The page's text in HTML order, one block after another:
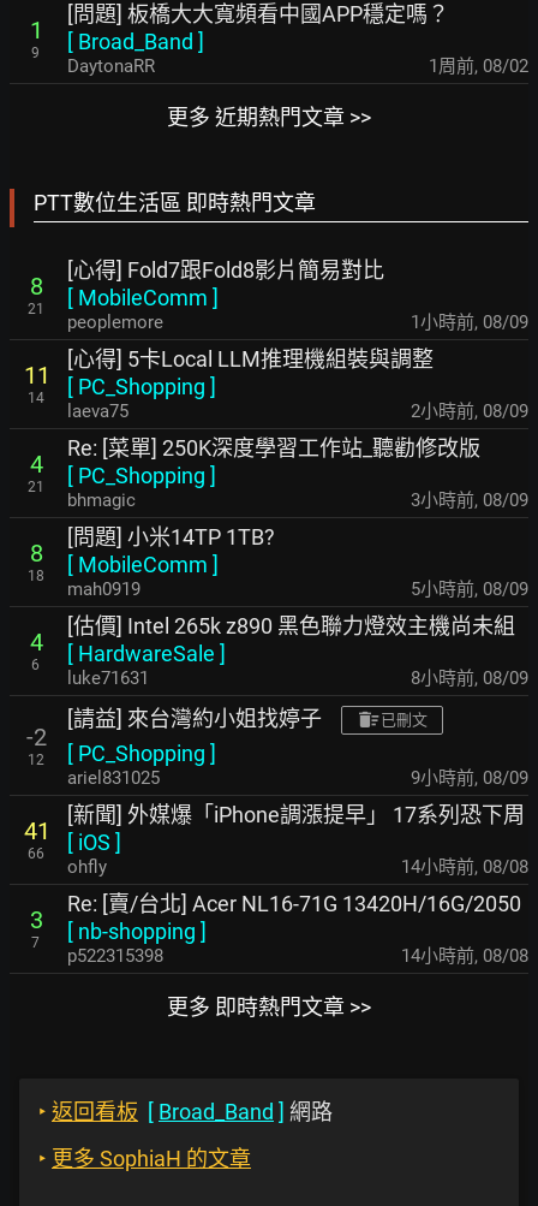
1
9
[問題] 板橋大大寬頻看中國APP穩定嗎？
[ Broad_Band ]
DaytonaRR 1周前, 08/02
更多 近期熱門文章 >>
PTT數位生活區 即時熱門文章
8
21
[心得] Fold7跟Fold8影片簡易對比
[ MobileComm ]
peoplemore 1小時前, 08/09
11
14
[心得] 5卡Local LLM推理機組裝與調整
[ PC_Shopping ]
laeva75 2小時前, 08/09
4
21
Re: [菜單] 250K深度學習工作站_聽勸修改版
[ PC_Shopping ]
bhmagic 3小時前, 08/09
8
18
[問題] 小米14TP 1TB?
[ MobileComm ]
mah0919 5小時前, 08/09
4
6
[估價] Intel 265k z890 黑色聯力燈效主機尚未組
[ HardwareSale ]
luke71631 8小時前, 08/09
-2
12
[請益] 來台灣約小姐找婷子 已刪文
[ PC_Shopping ]
ariel831025 9小時前, 08/09
41
66
[新聞] 外媒爆「iPhone調漲提早」 17系列恐下周
[ iOS ]
ohfly 14小時前, 08/08
3
7
Re: [賣/台北] Acer NL16-71G 13420H/16G/2050
[ nb-shopping ]
p522315398 14小時前, 08/08
更多 即時熱門文章 >>
‣ 返回看板 [ Broad_Band ] 網路
‣ 更多 SophiaH 的文章